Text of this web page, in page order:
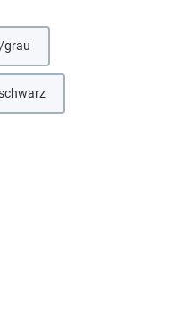
grauOption ist zurzeit nicht verfügbar.)
(Diese Option ist zurzeit nicht